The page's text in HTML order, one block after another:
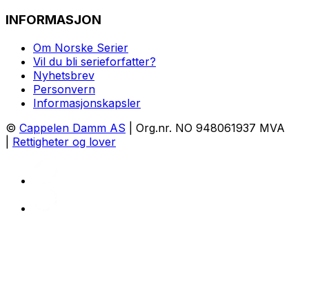
INFORMASJON
Om Norske Serier
Vil du bli serieforfatter?
Nyhetsbrev
Personvern
Informasjonskapsler
© Cappelen Damm AS | Org.nr. NO 948061937 MVA
Rettigheter og lover